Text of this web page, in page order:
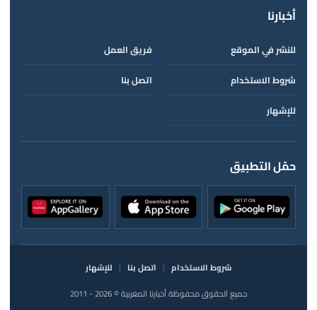
أخبارنا
للنشر في الموقع
فريق العمل
شروط الاستخدام
اتصل بنا
للإشهار
حمّل التطبيق
شروط الاستخدام اتصل بنا
للإشهار
جميع الحقوق محفوظة أخبارنا المغربية © 2026 - 2011